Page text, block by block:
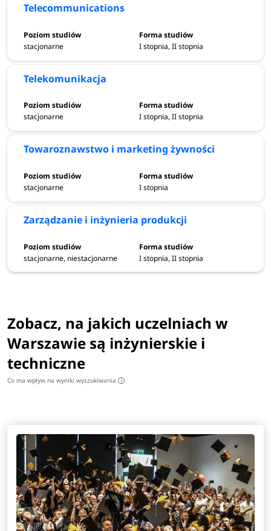
Telecommunications
stacjonarne I stopnia, II stopnia
Telekomunikacja
stacjonarne I stopnia, II stopnia
Towaroznawstwo i marketing żywności
stacjonarne I stopnia
Zarządzanie i inżynieria produkcji
stacjonarne, niestacjonarne I stopnia, II stopnia
Zobacz, na jakich uczelniach w
Warszawie są inżynierskie i
techniczne
Co ma wpływ na wyniki wyszukiwania i